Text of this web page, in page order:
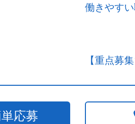
働きやす
【重点募集
応募